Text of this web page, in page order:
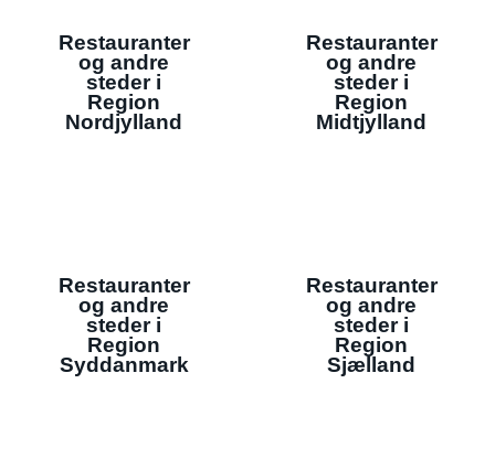
Restauranter
og andre
steder i
Region
Nordjylland
Restauranter
og andre
steder i
Region
Midtjylland
Restauranter
og andre
steder i
Region
Syddanmark
Restauranter
og andre
steder i
Region
Sjælland